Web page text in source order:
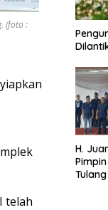
(foto :
telah
H.